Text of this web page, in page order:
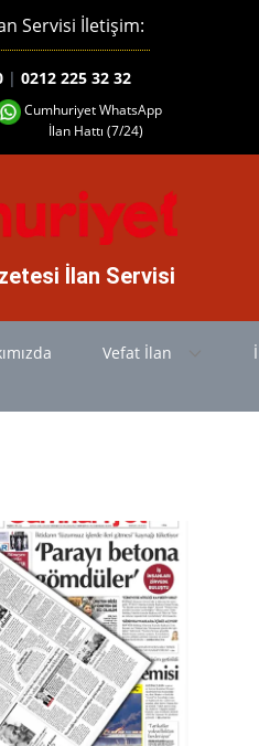
Cumhuriyet WhatsApp
İlan Hattı (7/24)
Servisi İletişim:
| 0212 225 32 32
İlan Servisi
Vefat İlan